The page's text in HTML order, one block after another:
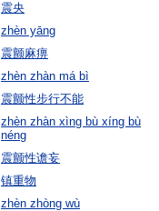
震央
zhèn yāng
震颤麻痹
zhèn zhàn má bì
震颤性步行不能
zhèn zhàn xìng bù xíng bù
néng
震颤性谵妄
镇重物
zhèn zhòng wù